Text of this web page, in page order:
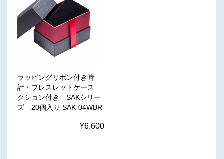
ラッピングリボン付き時
計・ブレスレットケース
クション付き SAKシリー
ズ 20個入り SAK-04WBR
¥6,600